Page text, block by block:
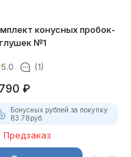
конусных пробок-
№1
5.0 (1)
₽
Бонусных рублей за покупку:
83.78руб.
Предзаказ